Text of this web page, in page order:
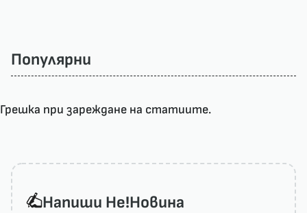
Популярни
Грешка при зареждане на статиите.
Напиши He!Новина